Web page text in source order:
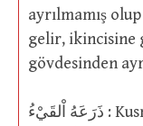
ayrılmamış
gelir, ikincisine
gövdesinden
ذَرَعَهُ اْلقَيْءُ : Kusma ya da kusmuk, onun iradesini